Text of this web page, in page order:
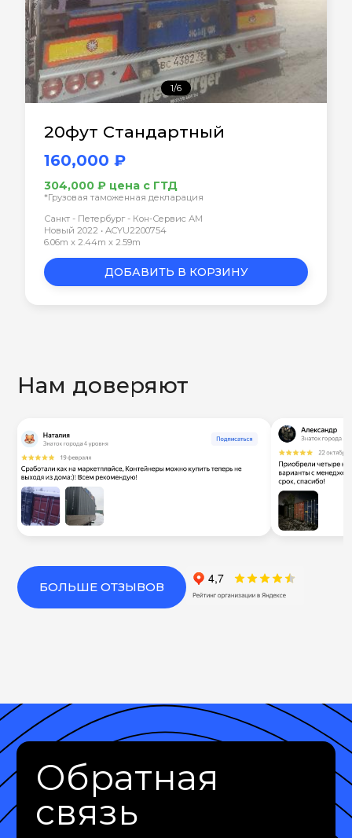
1/6
20фут Стандартный
160,000 ₽
304,000 ₽ цена с ГТД
*Грузовая таможенная декларация
Санкт - Петербург - Кон-Сервис АМ
Новый 2022 • ACYU2200754
6.06m x 2.44m x 2.59m
ДОБАВИТЬ В КОРЗИНУ
Нам доверяют
БОЛЬШЕ ОТЗЫВОВ
Обратная
связь